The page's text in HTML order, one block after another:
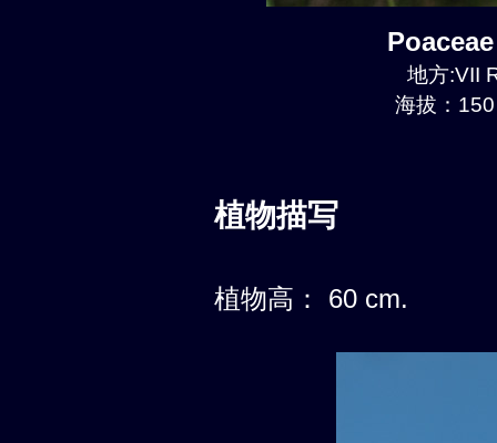
地方:VII
海拔：
植物描写
植物高： 60 cm.